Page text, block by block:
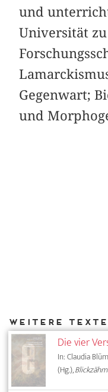
und
Universität
Gegenwart;
und
Die vier
In: Claudia
(Hg.),